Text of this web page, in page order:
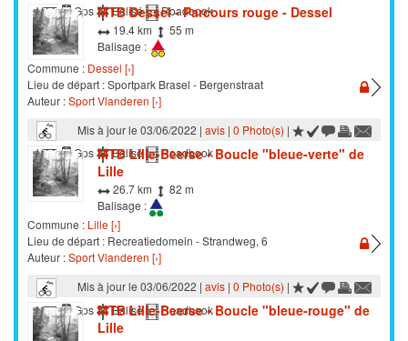
VTT
Gps Balisé Roadbook
MTB Dessel - Parcours rouge - Dessel
19.4 km
55 m
Balisage :
Commune : Dessel [›]
Lieu de départ : Sportpark Brasel - Bergenstraat
Auteur :Sport Vlanderen [›]
Mis à jour le 03/06/2022 | avis| 0 Photo(s) |
VTT
Gps Balisé Roadbook
MTB Lille-Beerse • Boucle "bleue-verte" de
Lille
26.7 km
82 m
Balisage :
Commune : Lille [›]
Lieu de départ : Recreatiedomein - Strandweg, 6
Auteur :Sport Vlanderen [›]
Mis à jour le 03/06/2022 | avis| 0 Photo(s) |
VTT
Gps Balisé Roadbook
MTB Lille-Beerse • Boucle "bleue-rouge" de
Lille